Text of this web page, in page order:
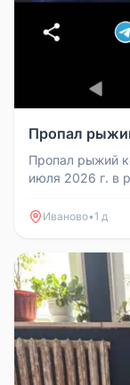
Пропал
Пропал рыжий
июля 2026 г. в
Иваново•1 д